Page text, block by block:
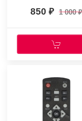
850 1 000